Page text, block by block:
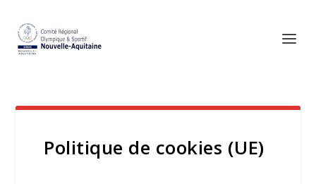
Politique de cookies (UE)